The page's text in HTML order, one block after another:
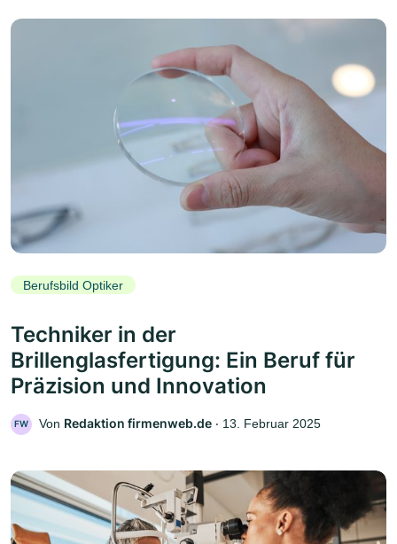
Berufsbild Optiker
Techniker in der
Brillenglasfertigung: Ein Beruf für
Präzision und Innovation
FW Von Redaktion firmenweb.de ‧ 13. Februar 2025